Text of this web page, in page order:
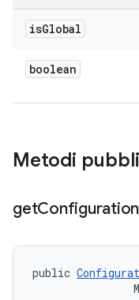
isGlobal
boolean
Metodi
getConfiguration
public